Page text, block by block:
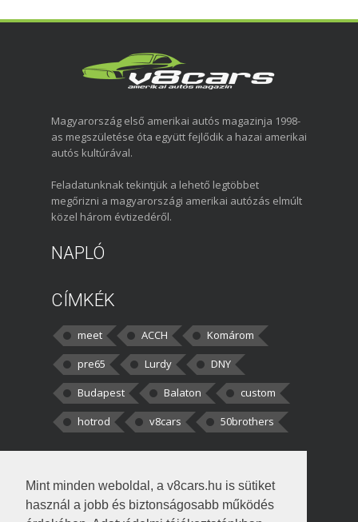
Mint minden weboldal, a v8cars.hu is sütiket
használ a jobb és biztonságosabb működés
Magyarország első amerikai autós magazinja 1998-
as megszületése óta együtt fejlődik a hazai amerikai
autós kultúrával.
Feladatunknak tekintjük a lehető legtöbbet
megőrizni a magyarországi amerikai autózás elmúlt
közel három évtizedéről.
NAPLÓ
CÍMKÉK
meet ACCH
Komárom
pre65
Lurdy
DNY
Budapest
Balaton
custom
hotrod
v8cars 50brothers
kortisz:Elszúrtam! Én csak két
darabbaal számoltam. Nem tudtam, hogy fél autót,